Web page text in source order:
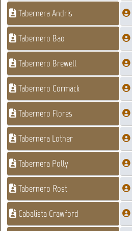
Tabernera Andris
Tabernero Bao
Tabernero Brewell
Tabernero Cormack
Tabernero Flores
Tabernera Lother
Tabernera Polly
Tabernero Rost
Cabalista Crawford